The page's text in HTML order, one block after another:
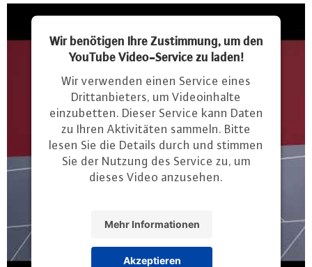
Wir benötigen Ihre Zustimmung, um den
YouTube Video-Service zu laden!
Wir verwenden einen Service eines
Drittanbieters, um Videoinhalte
einzubetten. Dieser Service kann Daten
zu Ihren Aktivitäten sammeln. Bitte
lesen Sie die Details durch und stimmen
Sie der Nutzung des Service zu, um
dieses Video anzusehen.
Mehr Informationen
Akzeptieren